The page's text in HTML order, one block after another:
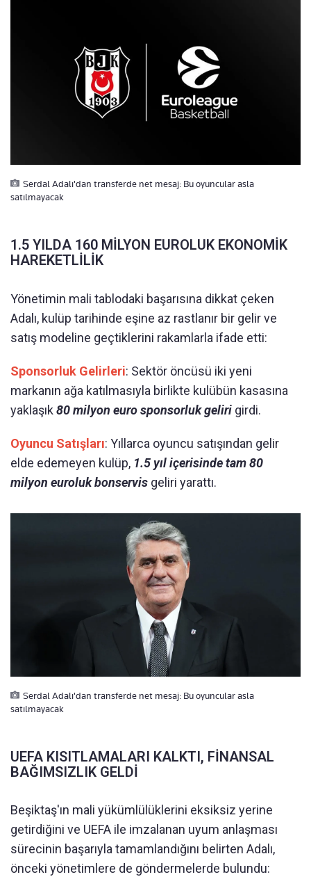
Serdal Adalı'dan transferde net mesaj: Bu oyuncular asla
satılmayacak
1.5 YILDA 160 MİLYON EUROLUK EKONOMİK
HAREKETLİLİK
Yönetimin mali tablodaki başarısına dikkat çeken
Adalı, kulüp tarihinde eşine az rastlanır bir gelir ve
satış modeline geçtiklerini rakamlarla ifade etti:
Sponsorluk Gelirleri: Sektör öncüsü iki yeni
markanın ağa katılmasıyla birlikte kulübün kasasına
yaklaşık80 milyon euro sponsorluk geliri girdi.
Oyuncu Satışları: Yıllarca oyuncu satışından gelir
elde edemeyen kulüp, 1.5 yıl içerisinde tam 80
milyon euroluk bonservis geliri yarattı.
Serdal Adalı'dan transferde net mesaj: Bu oyuncular asla
satılmayacak
UEFA KISITLAMALARI KALKTI, FİNANSAL
BAĞIMSIZLIK GELDİ
Beşiktaş'ın mali yükümlülüklerini eksiksiz yerine
getirdiğini ve UEFA ile imzalanan uyum anlaşması
sürecinin başarıyla tamamlandığını belirten Adalı,
önceki yönetimlere de göndermelerde bulundu: